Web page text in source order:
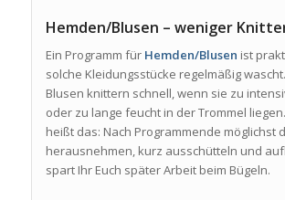
Hemden/Blusen – weniger
Ein Programm für Hemden/Blusen ist
solche Kleidungsstücke regelmäßig
Blusen knittern schnell, wenn sie zu
oder zu lange feucht in der Trommel
heißt das: Nach Programmende möglichst
herausnehmen, kurz ausschütteln und
spart Ihr Euch später Arbeit beim Bügeln.